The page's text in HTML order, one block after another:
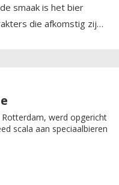
smaak is het bier
die afkomstig zijn
werd opgericht
scala aan speciaalbieren